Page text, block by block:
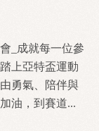
_成就每一位參
上亞特盃運動
勇氣、陪伴與
油，到賽道...